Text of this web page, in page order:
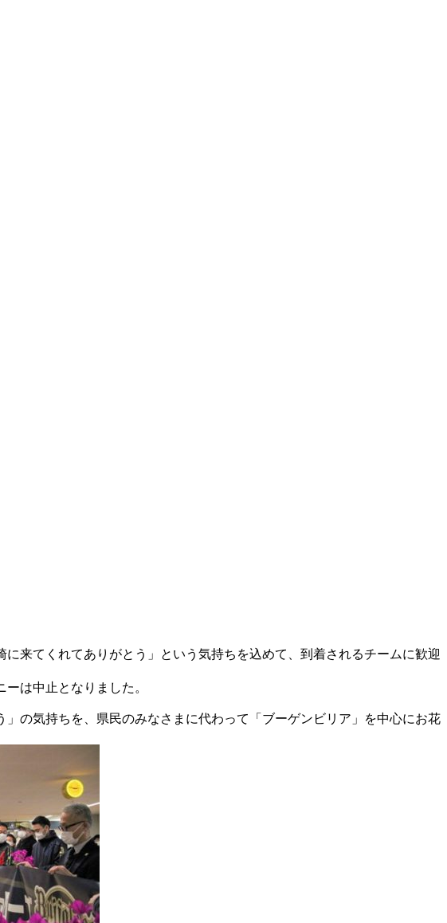
来てくれてありがとう」という気持ちを込めて、到着されるチームに歓迎
は中止となりました。
の気持ちを、県民のみなさまに代わって「ブーゲンビリア」を中心にお花